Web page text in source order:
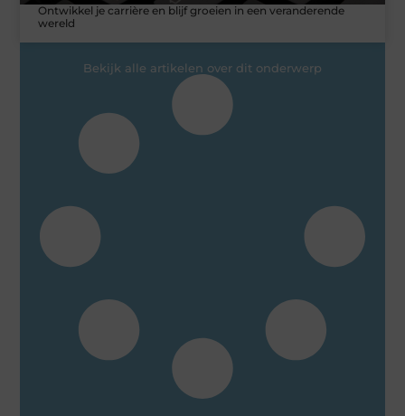
Ontwikkel je carrière en blijf groeien in een veranderende
wereld
Bekijk alle artikelen over dit onderwerp